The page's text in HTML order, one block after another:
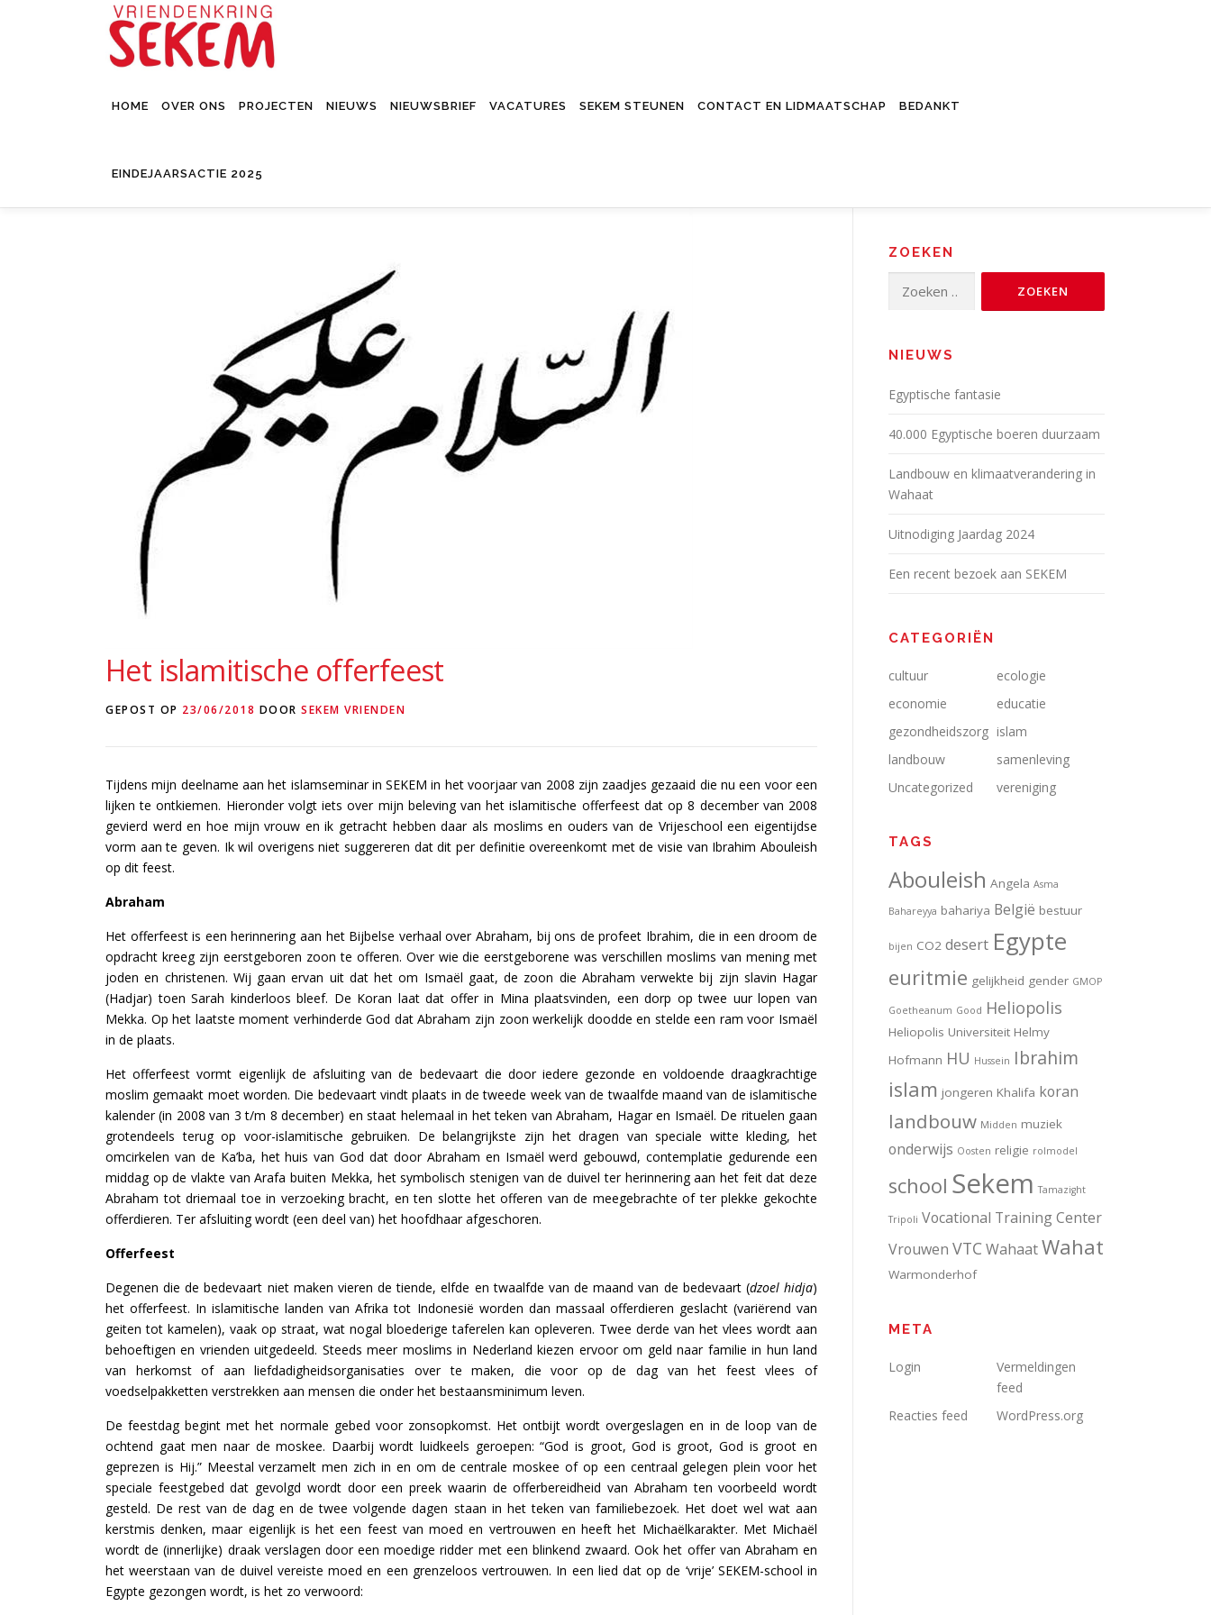
HOME OVER ONS PROJECTEN NIEUWS NIEUWSBRIEF VACATURES SEKEM STEUNEN CONTACT EN LIDMAATSCHAP BEDANKT
EINDEJAARSACTIE 2025
Het islamitische offerfeest
GEPOST OP 23/06/2018 DOOR SEKEM VRIENDEN
Tijdens mijn deelname aan het islamseminar in SEKEM in het voorjaar van 2008 zijn zaadjes gezaaid die nu een voor een
lijken te ontkiemen. Hieronder volgt iets over mijn beleving van het islamitische offerfeest dat op 8 december van 2008
gevierd werd en hoe mijn vrouw en ik getracht hebben daar als moslims en ouders van de Vrijeschool een eigentijdse
vorm aan te geven. Ik wil overigens niet suggereren dat dit per definitie overeenkomt met de visie van Ibrahim Abouleish
op dit feest.
Abraham
Het offerfeest is een herinnering aan het Bijbelse verhaal over Abraham, bij ons de profeet Ibrahim, die in een droom de
opdracht kreeg zijn eerstgeboren zoon te offeren. Over wie die eerstgeborene was verschillen moslims van mening met
joden en christenen. Wij gaan ervan uit dat het om Ismaël gaat, de zoon die Abraham verwekte bij zijn slavin Hagar
(Hadjar) toen Sarah kinderloos bleef. De Koran laat dat offer in Mina plaatsvinden, een dorp op twee uur lopen van
Mekka. Op het laatste moment verhinderde God dat Abraham zijn zoon werkelijk doodde en stelde een ram voor Ismaël
in de plaats.
Het offerfeest vormt eigenlijk de afsluiting van de bedevaart die door iedere gezonde en voldoende draagkrachtige
moslim gemaakt moet worden. Die bedevaart vindt plaats in de tweede week van de twaalfde maand van de islamitische
kalender (in 2008 van 3 t/m 8 december) en staat helemaal in het teken van Abraham, Hagar en Ismaël. De rituelen gaan
grotendeels terug op voor-islamitische gebruiken. De belangrijkste zijn het dragen van speciale witte kleding, het
omcirkelen van de Ka’ba, het huis van God dat door Abraham en Ismaël werd gebouwd, contemplatie gedurende een
middag op de vlakte van Arafa buiten Mekka, het symbolisch stenigen van de duivel ter herinnering aan het feit dat deze
Abraham tot driemaal toe in verzoeking bracht, en ten slotte het offeren van de meegebrachte of ter plekke gekochte
offerdieren. Ter afsluiting wordt (een deel van) het hoofdhaar afgeschoren.
Offerfeest
Degenen die de bedevaart niet maken vieren de tiende, elfde en twaalfde van de maand van de bedevaart (dzoel hidja)
het offerfeest. In islamitische landen van Afrika tot Indonesië worden dan massaal offerdieren geslacht (variërend van
geiten tot kamelen), vaak op straat, wat nogal bloederige taferelen kan opleveren. Twee derde van het vlees wordt aan
behoeftigen en vrienden uitgedeeld. Steeds meer moslims in Nederland kiezen ervoor om geld naar familie in hun land
van herkomst of aan liefdadigheidsorganisaties over te maken, die voor op de dag van het feest vlees of
voedselpakketten verstrekken aan mensen die onder het bestaansminimum leven.
De feestdag begint met het normale gebed voor zonsopkomst. Het ontbijt wordt overgeslagen en in de loop van de
ochtend gaat men naar de moskee. Daarbij wordt luidkeels geroepen: “God is groot, God is groot, God is groot en
geprezen is Hij.” Meestal verzamelt men zich in en om de centrale moskee of op een centraal gelegen plein voor het
speciale feestgebed dat gevolgd wordt door een preek waarin de offerbereidheid van Abraham ten voorbeeld wordt
gesteld. De rest van de dag en de twee volgende dagen staan in het teken van familiebezoek. Het doet wel wat aan
kerstmis denken, maar eigenlijk is het een feest van moed en vertrouwen en heeft het Michaëlkarakter. Met Michaël
wordt de (innerlijke) draak verslagen door een moedige ridder met een blinkend zwaard. Ook het offer van Abraham en
het weerstaan van de duivel vereiste moed en een grenzeloos vertrouwen. In een lied dat op de ‘vrije’ SEKEM-school in
Egypte gezongen wordt, is het zo verwoord:
ZOEKEN
naar:
NIEUWS
Egyptische fantasie
40.000 Egyptische boeren duurzaam
Landbouw en klimaatverandering in
Wahaat
Uitnodiging Jaardag 2024
Een recent bezoek aan SEKEM
CATEGORIËN
cultuur
ecologie
economie
educatie
gezondheidszorg islam
landbouw
samenleving
Uncategorized
vereniging
TAGS
Abouleish Angela Asma
Bahareyya bahariya België bestuur
bijen CO2 desert Egypte
euritmie gelijkheid gender GMOP
Goetheanum Good Heliopolis
Heliopolis Universiteit Helmy
Hofmann HU Hussein Ibrahim
islam jongeren Khalifa koran
landbouw Midden muziek
onderwijs Oosten religie rolmodel
school Sekem Tamazight
Tripoli Vocational Training Center
Vrouwen VTC WahaatWahat
Warmonderhof
META
Login
Vermeldingen
feed
Reacties feed
WordPress.org